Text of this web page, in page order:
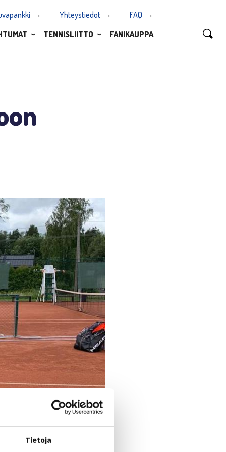
Tietoja
Yhteystiedot
FAQ
TENNISLIITTO FANIKAUPPA
lauantaina.